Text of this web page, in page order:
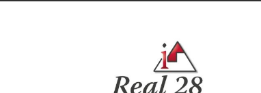
León confirmaba el cierre de la hostelería tras
por cada 100.000 habitantes, superando
el interior de la hostelería abierto. Estas
de 14 días, pero tres semanas después la
(a 14 días), una cifra que supera la media